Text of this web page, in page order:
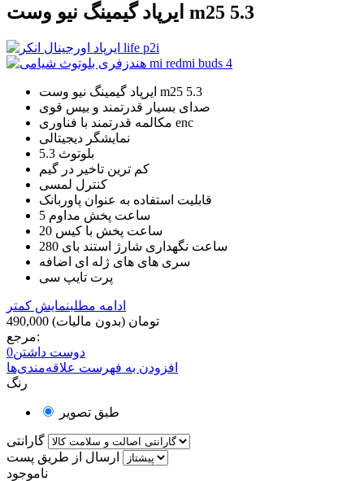
ایرپاد گیمینگ نیو وست m25 5.3
ایرپاد گیمینگ نیو وست m25 5.3
صدای بسیار قدرتمند و بیس قوی
مکالمه قدرتمند با فناوری enc
نمایشگر دیجیتالی
بلوتوث 5.3
کم ترین تاخیر در گیم
کنترل لمسی
قابلیت استفاده به عنوان پاوربانک
5 ساعت پخش مداوم
20 ساعت پخش با کیس
280 ساعت نگهداری شارژ استند بای
سری های های ژله ای اضافه
پرت تایپ سی
ادامه مطلبنمایش کمتر
490,000 تومان (بدون مالیات)
مرجع:
دوست داشتن0
افزودن به فهرست علاقه‌مندی‌ها
رنگ
طبق تصویر
گارانتی
ارسال از طریق پست
ناموجود